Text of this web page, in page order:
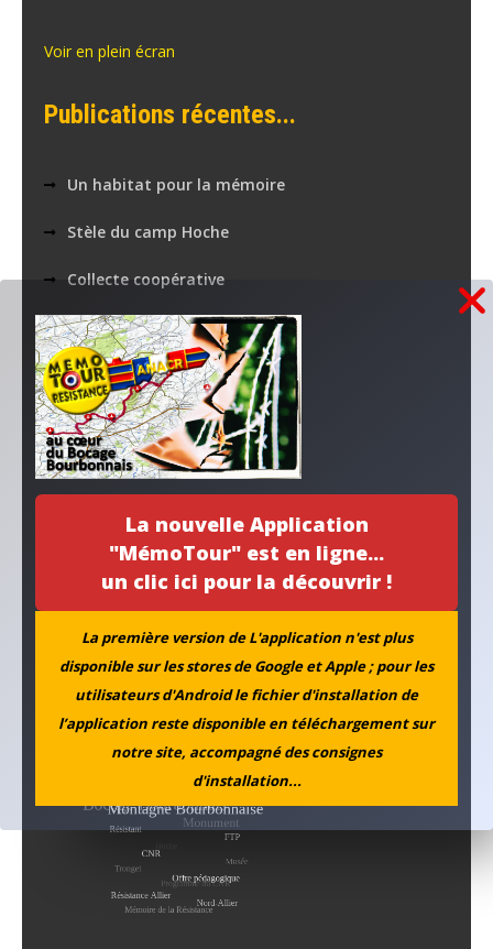
La nouvelle Application
"MémoTour" est en ligne...
un clic ici pour la découvrir !
La première version de L'application n'est plus
disponible sur les stores de Google et Apple ; pour les
utilisateurs d'Android le fichier d'installation de
l’application reste disponible en téléchargement sur
notre site, accompagné des consignes
d'installation...
Voir en plein écran
Publications récentes...
Un habitat pour la mémoire
Stèle du camp Hoche
Collecte coopérative
la PAIX à l’agenda
Nos applications numériques
MEMOTOUR PODCAST
La mémoire de Marguerite croise celle de Simone
Aboutissement d’un projet…
L’ANACR accompagne l’initiative de la municipalité de
Archives